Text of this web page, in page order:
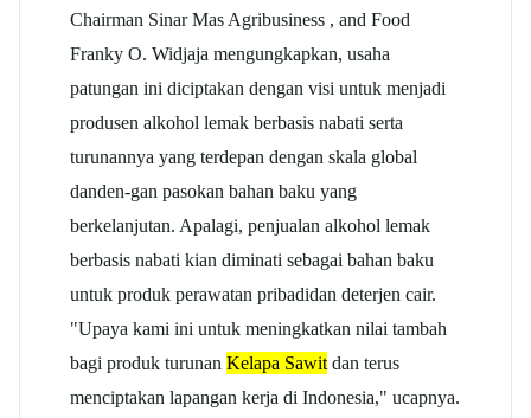
Chairman Sinar Mas Agribusiness , and Food
Franky O. Widjaja mengungkapkan, usaha
patungan ini diciptakan dengan visi untuk menjadi
produsen alkohol lemak berbasis nabati serta
turunannya yang terdepan dengan skala global
danden-gan pasokan bahan baku yang
berkelanjutan. Apalagi, penjualan alkohol lemak
berbasis nabati kian diminati sebagai bahan baku
untuk produk perawatan pribadidan deterjen cair.
"Upaya kami ini untuk meningkatkan nilai tambah
bagi produk turunan Kelapa Sawit dan terus
menciptakan lapangan kerja di Indonesia," ucapnya.